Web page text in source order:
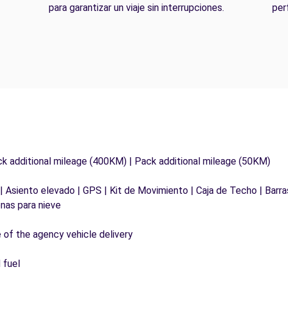
para garantizar un viaje sin interrupciones.
additional mileage (400KM) | Pack additional mileage (50KM)
elevado | GPS | Kit de Movimiento | Caja de Techo |
para nieve
the agency vehicle delivery